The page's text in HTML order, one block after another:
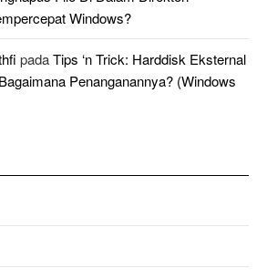
Windows?
padaTips ‘n Trick: Harddisk Eksternal
Penanganannya? (Windows